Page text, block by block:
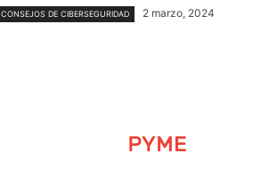
CONSEJOS DE CIBERSEGURIDAD 2 marzo, 2024